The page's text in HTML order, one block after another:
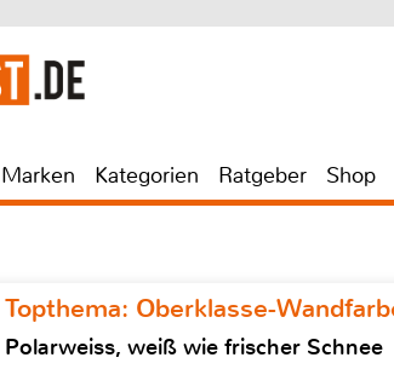
Marken Kategorien Ratgeber Shop
Topthema: Oberklasse-
Polarweiss, weiß wie frischer Schnee